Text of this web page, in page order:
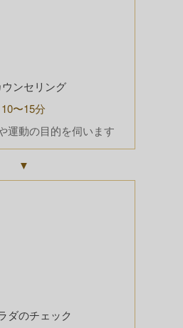
ンセリング
10〜15分
運動の目的を伺います
▼
ダのチェック